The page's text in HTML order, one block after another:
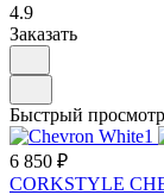
4.9
Заказать
Быстрый просмотр
6 850 ₽
CORKSTYLE